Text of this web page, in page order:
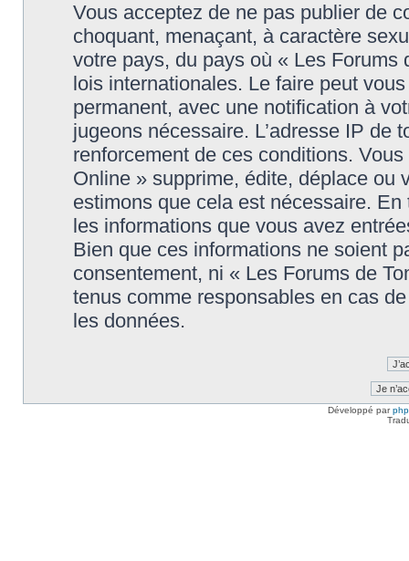
Vous acceptez de ne pas publier de
choquant, menaçant, à caractère
votre pays, du pays où « Les
lois internationales. Le faire peut
permanent, avec une notification à
jugeons nécessaire. L’adresse IP de
renforcement de ces conditions.
Online » supprime, édite, déplace ou
estimons que cela est nécessaire.
les informations que vous avez
Bien que ces informations ne soient
consentement, ni « Les Forums de
tenus comme responsables en cas
les données.
Développé par